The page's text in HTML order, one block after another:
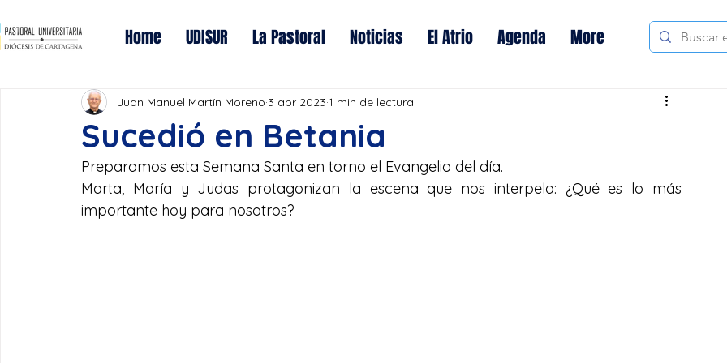
Home UDISUR La Pastoral Noticias El Atrio Agenda More
Sucedió en Betania
Juan Manuel Martín Moreno 3 abr 2023 1 min de lectura
Preparamos esta Semana Santa en torno el Evangelio del día.
Marta, María y Judas protagonizan la escena que nos interpela: ¿Qué es lo más
importante hoy para nosotros?